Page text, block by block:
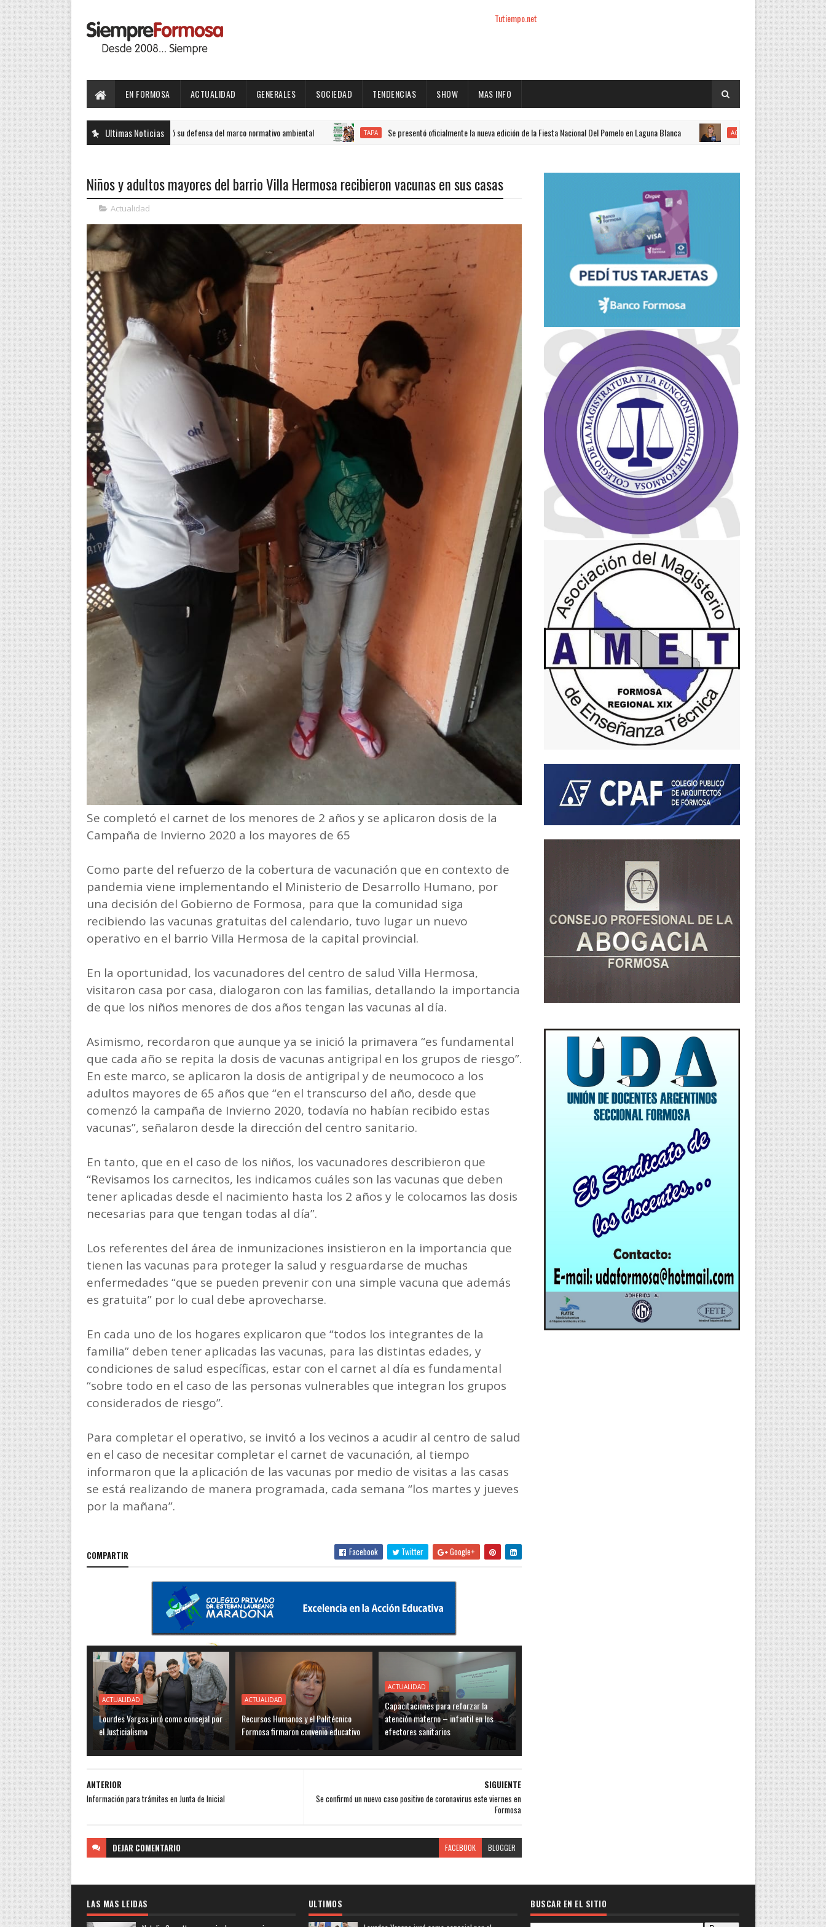
Tutiempo.net
EN FORMOSA ACTUALIDAD GENERALES SOCIEDAD TENDENCIAS SHOW MAS INFO
Ultimas Noticias
GENERALES Formosa reafirmó su defensa del marco normativo ambiental TAPA Se presentó oficialmente la nueva edición de la Fiesta Nacional Del Pomelo en Laguna Blanca ACTUALIDAD Recursos Humanos y el
Niños y adultos mayores del barrio Villa Hermosa recibieron vacunas en sus casas
Actualidad
Se completó el carnet de los menores de 2 años y se aplicaron dosis de la
Campaña de Invierno 2020 a los mayores de 65
Como parte del refuerzo de la cobertura de vacunación que en contexto de
pandemia viene implementando el Ministerio de Desarrollo Humano, por
una decisión del Gobierno de Formosa, para que la comunidad siga
recibiendo las vacunas gratuitas del calendario, tuvo lugar un nuevo
operativo en el barrio Villa Hermosa de la capital provincial.
En la oportunidad, los vacunadores del centro de salud Villa Hermosa,
visitaron casa por casa, dialogaron con las familias, detallando la importancia
de que los niños menores de dos años tengan las vacunas al día.
Asimismo, recordaron que aunque ya se inició la primavera “es fundamental
que cada año se repita la dosis de vacunas antigripal en los grupos de riesgo”.
En este marco, se aplicaron la dosis de antigripal y de neumococo a los
adultos mayores de 65 años que “en el transcurso del año, desde que
comenzó la campaña de Invierno 2020, todavía no habían recibido estas
vacunas”, señalaron desde la dirección del centro sanitario.
En tanto, que en el caso de los niños, los vacunadores describieron que
“Revisamos los carnecitos, les indicamos cuáles son las vacunas que deben
tener aplicadas desde el nacimiento hasta los 2 años y le colocamos las dosis
necesarias para que tengan todas al día”.
Los referentes del área de inmunizaciones insistieron en la importancia que
tienen las vacunas para proteger la salud y resguardarse de muchas
enfermedades “que se pueden prevenir con una simple vacuna que además
es gratuita” por lo cual debe aprovecharse.
En cada uno de los hogares explicaron que “todos los integrantes de la
familia” deben tener aplicadas las vacunas, para las distintas edades, y
condiciones de salud específicas, estar con el carnet al día es fundamental
“sobre todo en el caso de las personas vulnerables que integran los grupos
considerados de riesgo”.
Para completar el operativo, se invitó a los vecinos a acudir al centro de salud
en el caso de necesitar completar el carnet de vacunación, al tiempo
informaron que la aplicación de las vacunas por medio de visitas a las casas
se está realizando de manera programada, cada semana “los martes y jueves
por la mañana”.
COMPARTIR Facebook Twitter Google+
ACTUALIDAD
Lourdes Vargas juró como concejal por
el Justicialismo
ACTUALIDAD
Recursos Humanos y el Politécnico
Formosa firmaron convenio educativo
ACTUALIDAD
Capacitaciones para reforzar la
atención materno – infantil en los
efectores sanitarios
SIGUIENTE
Se confirmó un nuevo caso positivo de coronavirus este viernes en
Formosa
ANTERIOR
Información para trámites en Junta de Inicial
DEJAR COMENTARIO FACEBOOK BLOGGER
LAS MAS LEIDAS
ULTIMOS
BUSCAR EN EL SITIO